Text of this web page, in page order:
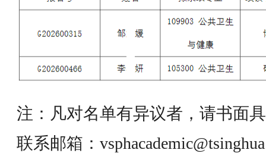
注：凡对名单有异议者，请书面
联系邮箱：